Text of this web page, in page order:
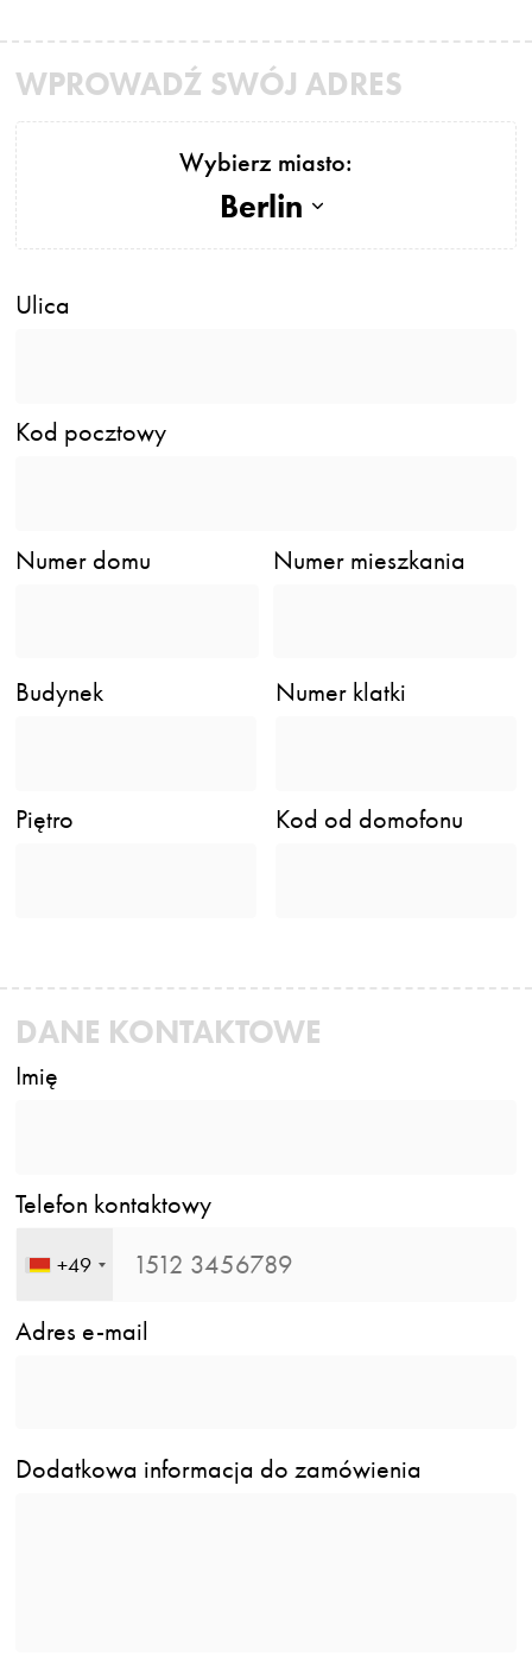
WPROWADŹ SWÓJ ADRES
Wybierz miasto:
Berlin
Ulica
Kod pocztowy
Numer domu Numer mieszkania
Budynek Numer klatki
Piętro Kod od domofonu
DANE KONTAKTOWE
Imię
Telefon kontaktowy
+49
Adres e-mail
Dodatkowa informacja do zamówienia